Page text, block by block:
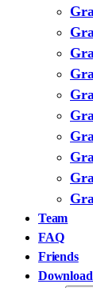
Team
FAQ
Friends